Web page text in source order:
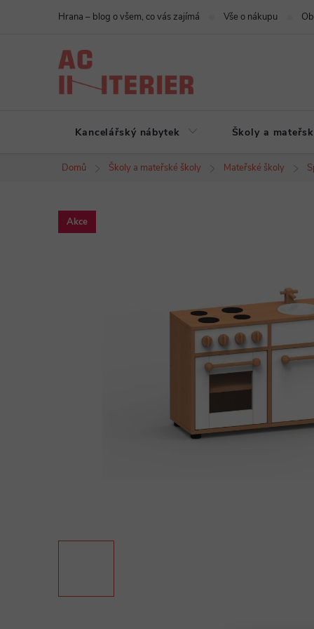
Hrana – blog o všem, co vás zajímá Vše o nákupu
Kancelářský nábytek Školy a
Domů Školy a mateřské školy Mateřské školy
Akce